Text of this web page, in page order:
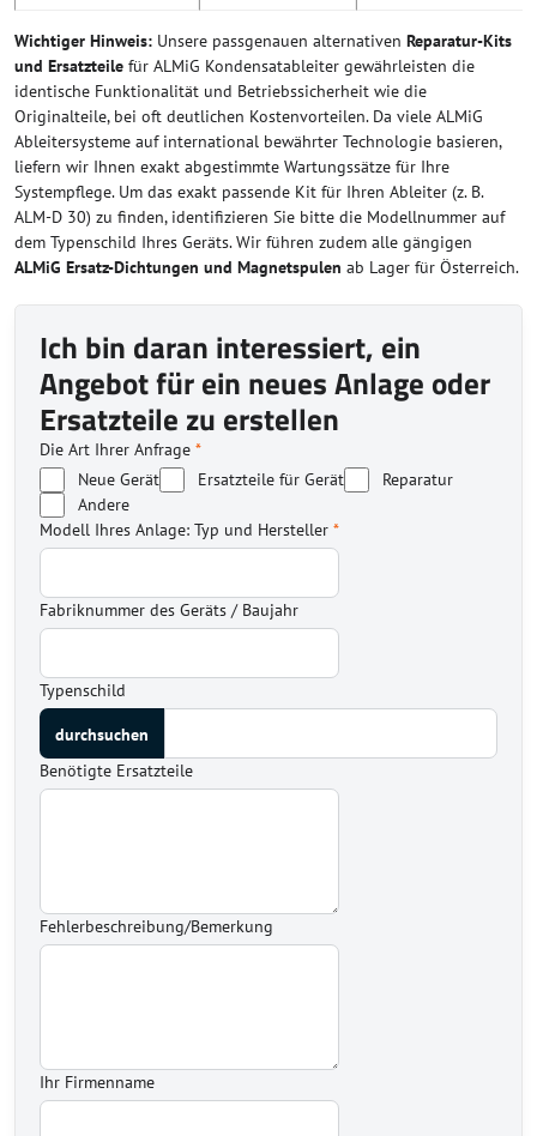
Wichtiger Hinweis: Unsere passgenauen alternativen Reparatur-Kits
und Ersatzteile für ALMiG Kondensatableiter gewährleisten die
identische Funktionalität und Betriebssicherheit wie die
Originalteile, bei oft deutlichen Kostenvorteilen. Da viele ALMiG
Ableitersysteme auf international bewährter Technologie basieren,
liefern wir Ihnen exakt abgestimmte Wartungssätze für Ihre
Systempflege. Um das exakt passende Kit für Ihren Ableiter (z. B.
ALM-D 30) zu finden, identifizieren Sie bitte die Modellnummer auf
dem Typenschild Ihres Geräts. Wir führen zudem alle gängigen
ALMiG Ersatz-Dichtungen und Magnetspulen ab Lager für Österreich.
Ich bin daran interessiert, ein
Angebot für ein neues Anlage oder
Ersatzteile zu erstellen
Die Art Ihrer Anfrage *
Neue Gerät
Ersatzteile für Gerät
Reparatur
Andere
Modell Ihres Anlage: Typ und Hersteller *
Fabriknummer des Geräts / Baujahr
Typenschild
Benötigte Ersatzteile
Fehlerbeschreibung/Bemerkung
Ihr Firmenname